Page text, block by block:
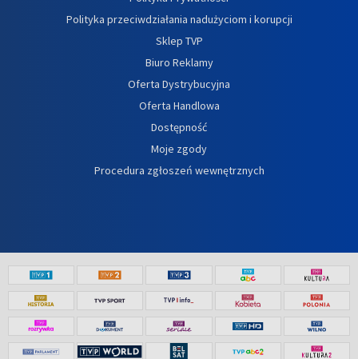
Polityka przeciwdziałania nadużyciom i korupcji
Sklep TVP
Biuro Reklamy
Oferta Dystrybucyjna
Oferta Handlowa
Dostępność
Moje zgody
Procedura zgłoszeń wewnętrznych